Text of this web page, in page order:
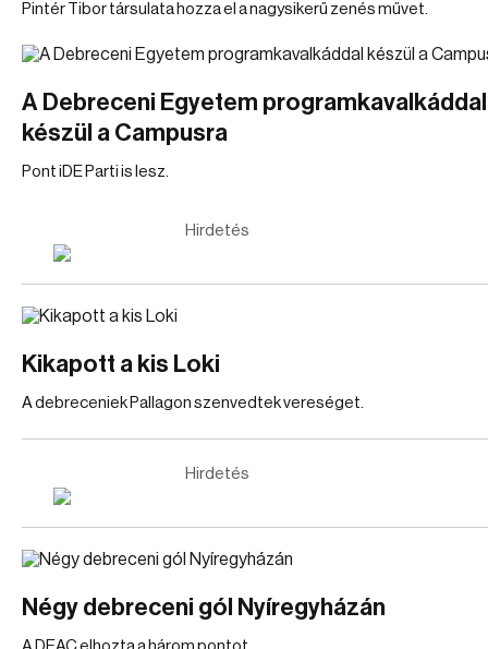
Pintér Tibor társulata hozza el a nagysikerű zenés művet.
A Debreceni Egyetem programkavalkáddal
készül a Campusra
Pont iDE Parti is lesz.
Hirdetés
Kikapott a kis Loki
A debreceniek Pallagon szenvedtek vereséget.
Hirdetés
Négy debreceni gól Nyíregyházán